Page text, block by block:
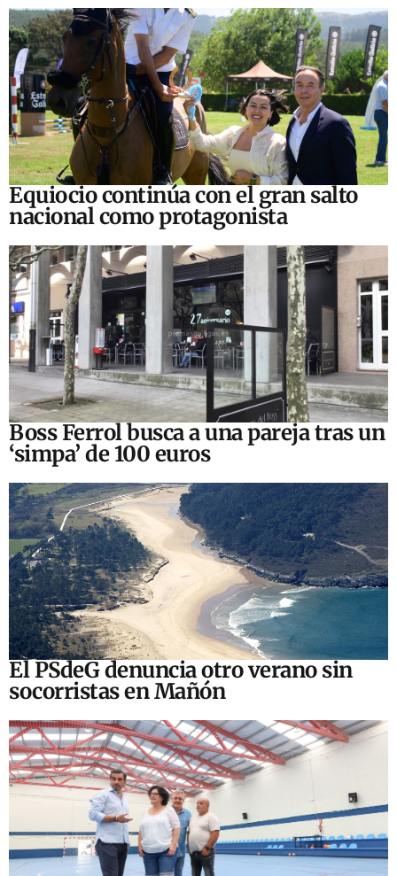
Equiocio continúa con el gran salto
nacional como protagonista
Boss Ferrol busca a una pareja tras un
‘simpa’ de 100 euros
El PSdeG denuncia otro verano sin
socorristas en Mañón